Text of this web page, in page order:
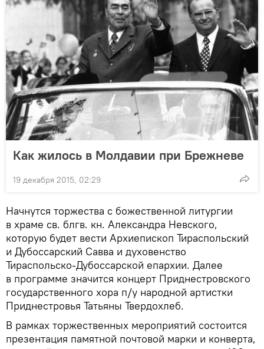
Как жилось в Молдавии при Брежневе
19 декабря 2015, 02:29
Начнутся торжества с божественной литургии
в храме св. блгв. кн. Александра Невского,
которую будет вести Архиепископ Тираспольский
и Дубоссарский Савва и духовенство
Тираспольско-Дубоссарской епархии. Далее
в программе значится концерт Приднестровского
государственного хора п/у народной артистки
Приднестровья Татьяны Твердохлеб.
В рамках торжественных мероприятий состоится
презентация памятной почтовой марки и конверта,